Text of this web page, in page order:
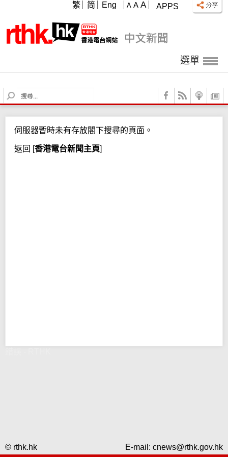
APPS
A A A
繁 简 Eng
選單
S
e
c
h
伺服器暫時未有存放閣下搜尋的頁面。
返回 [香港電台新聞主頁]
© rthk.hk E-mail: cnews@rthk.gov.hk